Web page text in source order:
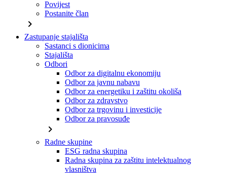
Povijest
Postanite član
chevron_right
Zastupanje stajališta
Sastanci s dionicima
Stajališta
Odbori
Odbor za digitalnu ekonomiju
Odbor za javnu nabavu
Odbor za energetiku i zaštitu okoliša
Odbor za zdravstvo
Odbor za trgovinu i investicije
Odbor za pravosuđe
chevron_right
Radne skupine
ESG radna skupina
Radna skupina za zaštitu intelektualnog
vlasništva